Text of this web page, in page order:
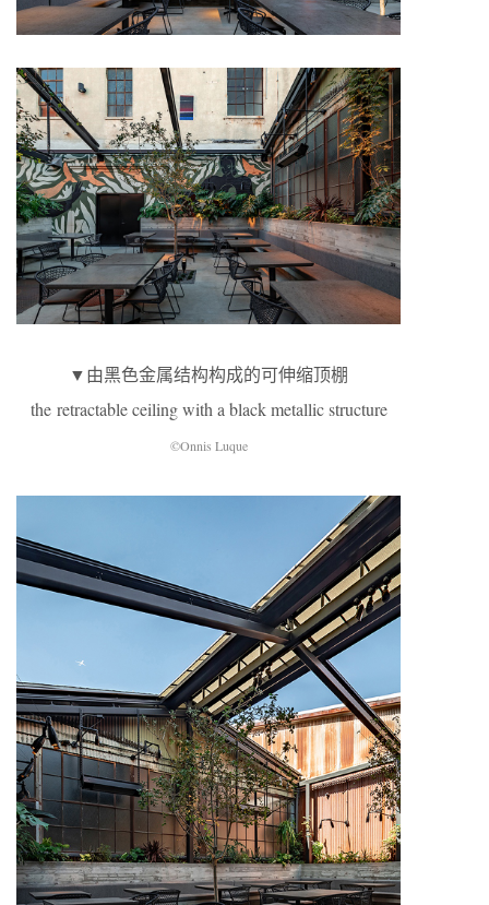
▼由黑色金属结构构成的可伸缩顶棚
the retractable ceiling with a black metallic structure
©Onnis Luque